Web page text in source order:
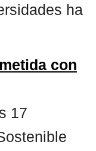
ha
con
17